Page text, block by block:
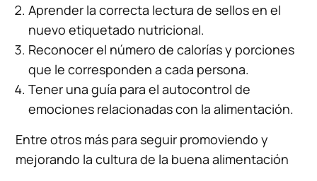
Aprender la correcta lectura de sellos en el
nuevo etiquetado nutricional.
Reconocer el número de calorías y porciones
que le corresponden a cada persona.
Tener una guía para el autocontrol de
emociones relacionadas con la alimentación.
Entre otros más para seguir promoviendo y
mejorando la cultura de la buena alimentación